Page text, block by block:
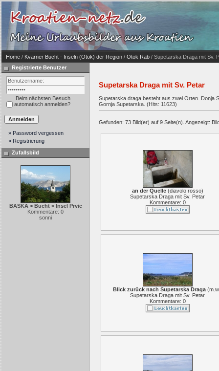
Home / Kvarner Bucht - Inseln (Otok) der Region / Otok Rab / Supetarska Draga mit Sv.
Registrierte Benutzer
Beim nächsten Besuch
automatisch anmelden?
» Password vergessen
» Registrierung
Zufallsbild
BASKA > Bucht > Insel Prvic
Kommentare: 0
sonni
Supetarska Draga mit Sv. Petar
Supetarska draga besteht aus zwei Orten. Donja
Gornja Supetarska. (Hits: 11623)
Gefunden: 73 Bild(er) auf 9 Seite(n). Angezeigt:
an der Quelle(diavolo rosso)
Supetarska Draga mit Sv. Petar
Kommentare: 0
Blick zurück nach Supetarska Draga (
Supetarska Draga mit Sv. Petar
Kommentare: 0